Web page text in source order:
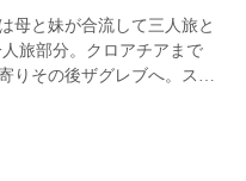
母と妹が合流して三人旅と
旅部分。クロアチアまで
りその後ザグレブへ。スロ